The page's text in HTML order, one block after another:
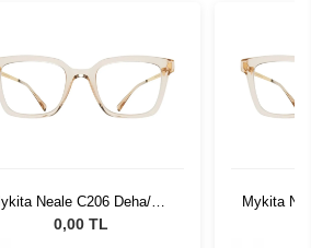
Neale C206 Deha/GG
266
0,00 TL
Mykita